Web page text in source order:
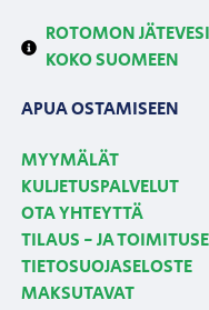
ROTOMON
KOKO SUOMEEN
APUA OSTAMISEEN
MYYMÄLÄT
KULJETUSPALVELUT
OTA YHTEYTTÄ
TILAUS - JA
TIETOSUOJASELOSTE
MAKSUTAVAT